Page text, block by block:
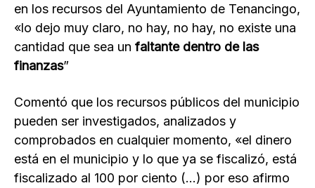
en los recursos del Ayuntamiento de Tenancingo,
«lo dejo muy claro, no hay, no hay, no existe una
cantidad que sea un faltante dentro de las
finanzas”
Comentó que los recursos públicos del municipio
pueden ser investigados, analizados y
comprobados en cualquier momento, «el dinero
está en el municipio y lo que ya se fiscalizó, está
fiscalizado al 100 por ciento (…) por eso afirmo